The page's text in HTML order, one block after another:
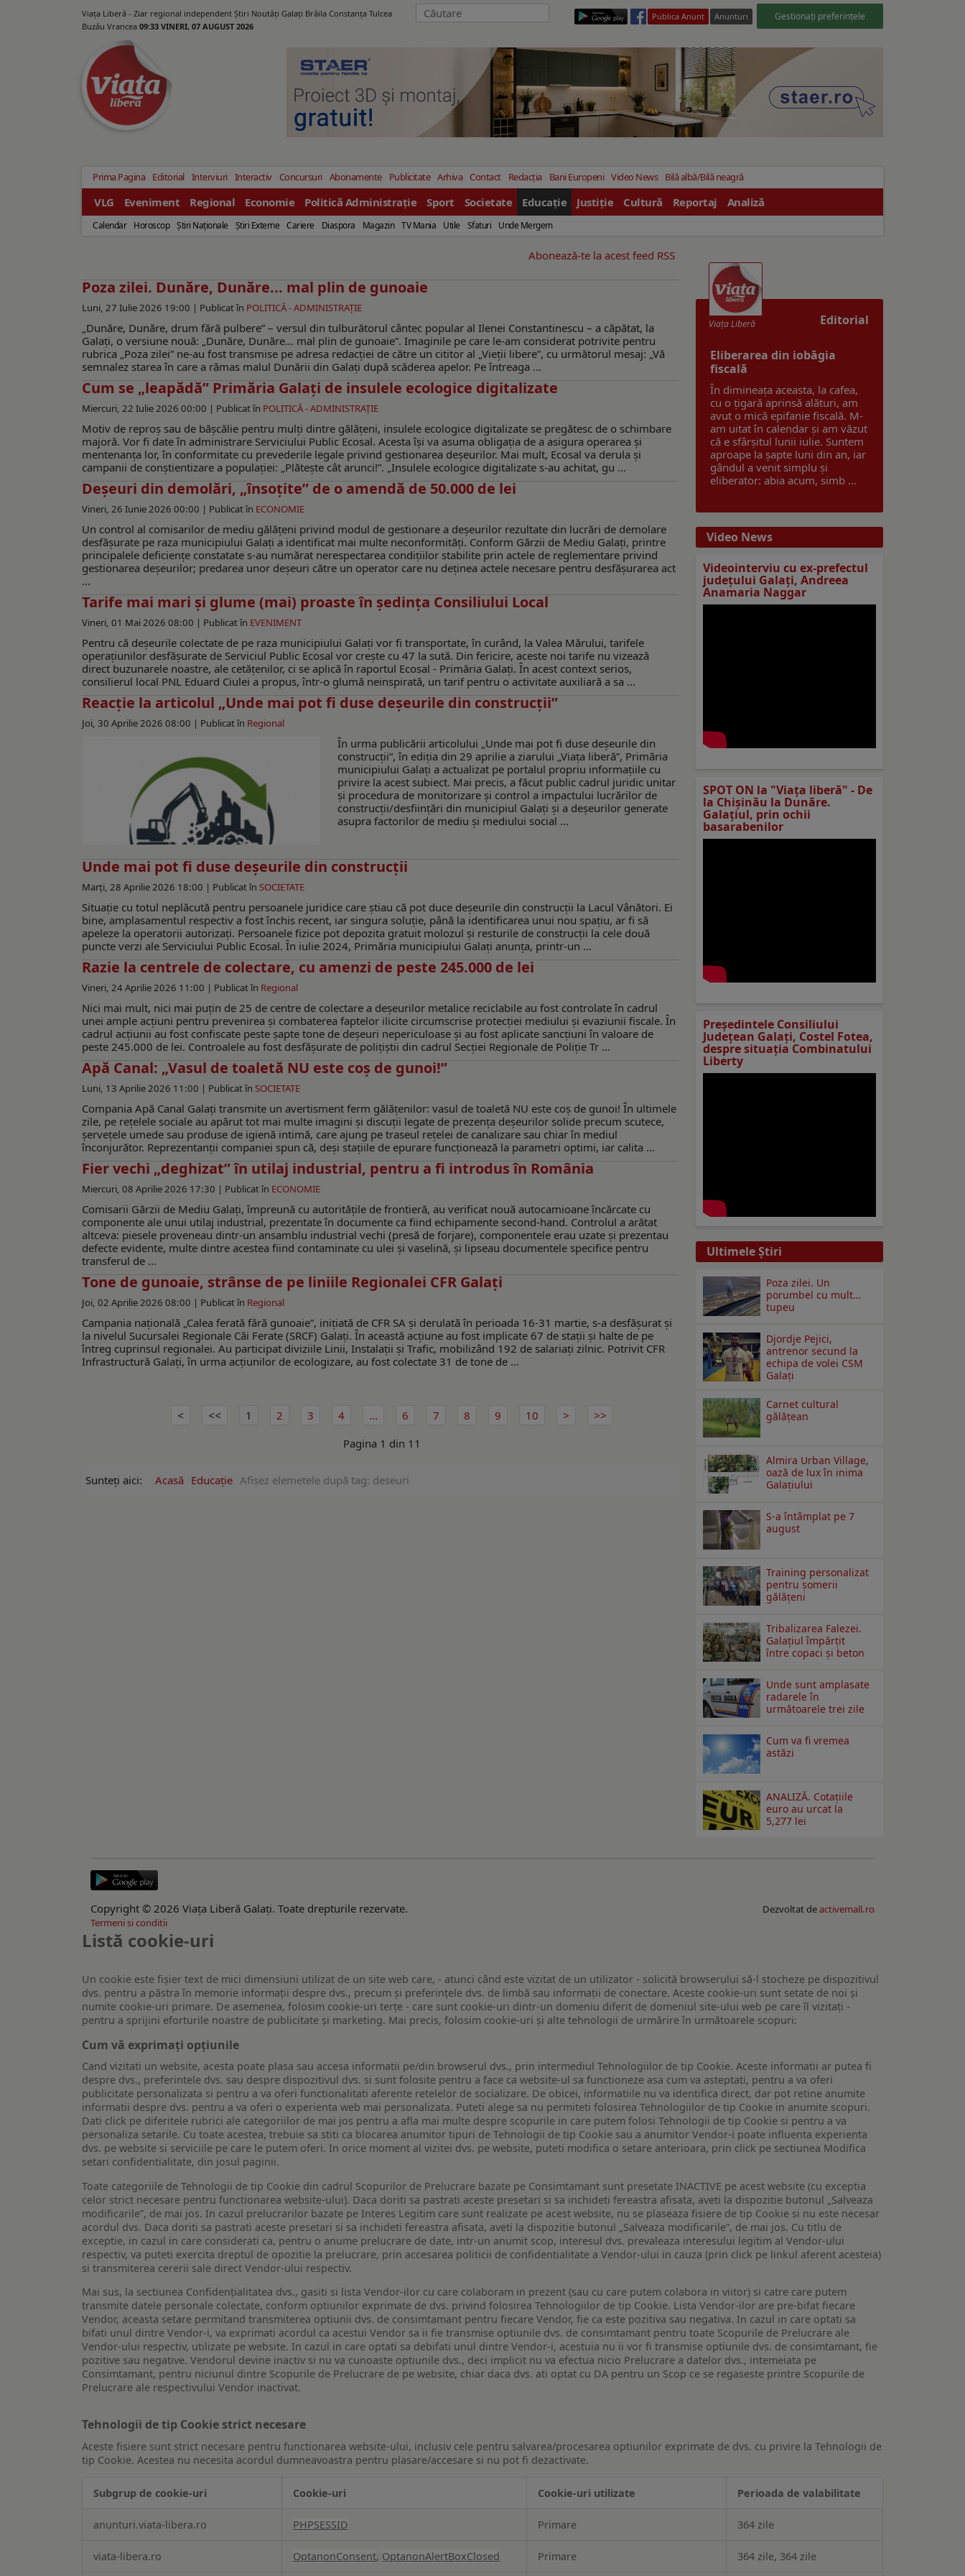
Viața Liberă - Ziar regional independent Știri Noutăți Galaţi Brăila Constanţa Tulcea
Buzău Vrancea 09:33 VINERI, 07 AUGUST 2026
Publica Anunt Anunturi Gestionați preferințele
Prima Pagina Editorial Interviuri Interactiv Concursuri Abonamente Publicitate Arhiva Contact Redacția Bani Europeni Video News Bilă albă/Bilă neagră
VLG Eveniment Regional Economie Politică Administrație Sport Societate Educație Justiție Cultură Reportaj Analiză
Calendar Horoscop Ştiri Naţionale Ştiri Externe Cariere Diaspora Magazin TV Mania Utile Sfaturi Unde Mergem
Abonează-te la acest feed RSS
Poza zilei. Dunăre, Dunăre... mal plin de gunoaie
Luni, 27 Iulie 2026 19:00 | Publicat în POLITICĂ - ADMINISTRAŢIE
„Dunăre, Dunăre, drum fără pulbere” – versul din tulburătorul cântec popular al Ilenei Constantinescu – a căpătat, la
Galaţi, o versiune nouă: „Dunăre, Dunăre… mal plin de gunoaie”. Imaginile pe care le-am considerat potrivite pentru
rubrica „Poza zilei” ne-au fost transmise pe adresa redacţiei de către un cititor al „Vieţii libere”, cu următorul mesaj: „Vă
semnalez starea în care a rămas malul Dunării din Galați după scăderea apelor. Pe întreaga ...
Cum se „leapădă” Primăria Galaţi de insulele ecologice digitalizate
Miercuri, 22 Iulie 2026 00:00 | Publicat în POLITICĂ - ADMINISTRAŢIE
Motiv de reproş sau de băşcălie pentru mulţi dintre gălăţeni, insulele ecologice digitalizate se pregătesc de o schimbare
majoră. Vor fi date în administrare Serviciului Public Ecosal. Acesta îşi va asuma obligația de a asigura operarea și
mentenanța lor, în conformitate cu prevederile legale privind gestionarea deșeurilor. Mai mult, Ecosal va derula şi
campanii de conştientizare a populaţiei: „Plăteşte cât arunci!”. „Insulele ecologice digitalizate s-au achitat, gu ...
Deșeuri din demolări, „însoțite” de o amendă de 50.000 de lei
Vineri, 26 Iunie 2026 00:00 | Publicat în ECONOMIE
Un control al comisarilor de mediu gălățeni privind modul de gestionare a deșeurilor rezultate din lucrări de demolare
desfășurate pe raza municipiului Galați a identificat mai multe neconformități. Conform Gărzii de Mediu Galați, printre
principalele deficiențe constatate s-au numărat nerespectarea condițiilor stabilite prin actele de reglementare privind
gestionarea deșeurilor; predarea unor deșeuri către un operator care nu deținea actele necesare pentru desfășurarea act
...
Tarife mai mari și glume (mai) proaste în ședința Consiliului Local
Vineri, 01 Mai 2026 08:00 | Publicat în EVENIMENT
Pentru că deșeurile colectate de pe raza municipiului Galați vor fi transportate, în curând, la Valea Mărului, tarifele
operațiunilor desfășurate de Serviciul Public Ecosal vor crește cu 47 la sută. Din fericire, aceste noi tarife nu vizează
direct buzunarele noastre, ale cetățenilor, ci se aplică în raportul Ecosal - Primăria Galați. În acest context serios,
consilierul local PNL Eduard Ciulei a propus, într-o glumă neinspirată, un tarif pentru o activitate auxiliară a sa ...
Reacţie la articolul „Unde mai pot fi duse deșeurile din construcții”
Joi, 30 Aprilie 2026 08:00 | Publicat în Regional
În urma publicării articolului „Unde mai pot fi duse deșeurile din
construcții”, în ediţia din 29 aprilie a ziarului „Viaţa liberă”, Primăria
municipiului Galaţi a actualizat pe portalul propriu informaţiile cu
privire la acest subiect. Mai precis, a făcut public cadrul juridic unitar
și procedura de monitorizare și control a impactului lucrărilor de
construcții/desființări din municipiul Galați și a deșeurilor generate
asupra factorilor de mediu și mediului social ...
Unde mai pot fi duse deșeurile din construcții
Marți, 28 Aprilie 2026 18:00 | Publicat în SOCIETATE
Situație cu totul neplăcută pentru persoanele juridice care știau că pot duce deșeurile din construcții la Lacul Vânători. Ei
bine, amplasamentul respectiv a fost închis recent, iar singura soluție, până la identificarea unui nou spațiu, ar fi să
apeleze la operatorii autorizați. Persoanele fizice pot depozita gratuit molozul și resturile de construcții la cele două
puncte verzi ale Serviciului Public Ecosal. În iulie 2024, Primăria municipiului Galați anunța, printr-un ...
Razie la centrele de colectare, cu amenzi de peste 245.000 de lei
Vineri, 24 Aprilie 2026 11:00 | Publicat în Regional
Nici mai mult, nici mai puțin de 25 de centre de colectare a deșeurilor metalice reciclabile au fost controlate în cadrul
unei ample acțiuni pentru prevenirea și combaterea faptelor ilicite circumscrise protecției mediului și evaziunii fiscale. În
cadrul acțiunii au fost confiscate peste șapte tone de deșeuri nepericuloase și au fost aplicate sancțiuni în valoare de
peste 245.000 de lei. Controalele au fost desfășurate de polițiștii din cadrul Secției Regionale de Poliție Tr ...
Apă Canal: „Vasul de toaletă NU este coș de gunoi!”
Luni, 13 Aprilie 2026 11:00 | Publicat în SOCIETATE
Compania Apă Canal Galați transmite un avertisment ferm gălățenilor: vasul de toaletă NU este coș de gunoi! În ultimele
zile, pe rețelele sociale au apărut tot mai multe imagini și discuții legate de prezența deșeurilor solide precum scutece,
șervețele umede sau produse de igienă intimă, care ajung pe traseul rețelei de canalizare sau chiar în mediul
înconjurător. Reprezentanții companiei spun că, deși stațiile de epurare funcționează la parametri optimi, iar calita ...
Fier vechi „deghizat” în utilaj industrial, pentru a fi introdus în România
Miercuri, 08 Aprilie 2026 17:30 | Publicat în ECONOMIE
Comisarii Gărzii de Mediu Galați, împreună cu autoritățile de frontieră, au verificat nouă autocamioane încărcate cu
componente ale unui utilaj industrial, prezentate în documente ca fiind echipamente second-hand. Controlul a arătat
altceva: piesele proveneau dintr-un ansamblu industrial vechi (presă de forjare), componentele erau uzate și prezentau
defecte evidente, multe dintre acestea fiind contaminate cu ulei și vaselină, și lipseau documentele specifice pentru
transferul de ...
Tone de gunoaie, strânse de pe liniile Regionalei CFR Galați
Joi, 02 Aprilie 2026 08:00 | Publicat în Regional
Campania națională „Calea ferată fără gunoaie”, inițiată de CFR SA și derulată în perioada 16-31 martie, s-a desfășurat și
la nivelul Sucursalei Regionale Căi Ferate (SRCF) Galați. În această acțiune au fost implicate 67 de stații și halte de pe
întreg cuprinsul regionalei. Au participat diviziile Linii, Instalații și Trafic, mobilizând 192 de salariați zilnic. Potrivit CFR
Infrastructură Galați, în urma acțiunilor de ecologizare, au fost colectate 31 de tone de ...
1 2 3 4 ... 6 7 8 9
10
Pagina 1 din 11
Sunteți aici: Acasă Educație Afişez elemetele după tag: deseuri
Editorial
Viaţa Liberă
Eliberarea din iobăgia
fiscală
În dimineața aceasta, la cafea,
cu o țigară aprinsă alături, am
avut o mică epifanie fiscală. M-
am uitat în calendar și am văzut
că e sfârșitul lunii iulie. Suntem
aproape la șapte luni din an, iar
gândul a venit simplu și
eliberator: abia acum, simb ...
Video News
Videointerviu cu ex-prefectul
judeţului Galaţi, Andreea
Anamaria Naggar
SPOT ON la "Viaţa liberă" - De
la Chișinău la Dunăre.
Galațiul, prin ochii
basarabenilor
Preşedintele Consiliului
Judeţean Galaţi, Costel Fotea,
despre situaţia Combinatului
Liberty
Ultimele Ştiri
Poza zilei. Un
porumbel cu mult…
tupeu
Djordje Pejici,
antrenor secund la
echipa de volei CSM
Galați
Carnet cultural
gălăţean
Almira Urban Village,
oază de lux în inima
Galațiului
S-a întâmplat pe 7
august
Training personalizat
pentru șomerii
gălățeni
Tribalizarea Falezei.
Galațiul împărțit
între copaci și beton
Unde sunt amplasate
radarele în
următoarele trei zile
Cum va fi vremea
astăzi
ANALIZĂ. Cotațiile
euro au urcat la
5,277 lei
Copyright © 2026 Viaţa Liberă Galaţi. Toate drepturile rezervate. Dezvoltat deactivemall.ro
Termeni si conditii
Listă cookie-uri
Un cookie este fişier text de mici dimensiuni utilizat de un site web care, - atunci când este vizitat de un utilizator - solicită browserului să-l stocheze pe dispozitivul
dvs. pentru a păstra în memorie informații despre dvs., precum și preferințele dvs. de limbă sau informații de conectare. Aceste cookie-uri sunt setate de noi și
numite cookie-uri primare. De asemenea, folosim cookie-uri terțe - care sunt cookie-uri dintr-un domeniu diferit de domeniul site-ului web pe care îl vizitați -
pentru a sprijini eforturile noastre de publicitate și marketing. Mai precis, folosim cookie-uri și alte tehnologii de urmărire în următoarele scopuri:
Cum vă exprimați opțiunile
Cand vizitati un website, acesta poate plasa sau accesa informatii pe/din browserul dvs., prin intermediul Tehnologiilor de tip Cookie. Aceste informatii ar putea fi
despre dvs., preferintele dvs. sau despre dispozitivul dvs. si sunt folosite pentru a face ca website-ul sa functioneze asa cum va asteptati, pentru a va oferi
publicitate personalizata si pentru a va oferi functionalitati aferente retelelor de socializare. De obicei, informatiile nu va identifica direct, dar pot retine anumite
informatii despre dvs. pentru a va oferi o experienta web mai personalizata. Puteti alege sa nu permiteti folosirea Tehnologiilor de tip Cookie in anumite scopuri.
Dati click pe diferitele rubrici ale categoriilor de mai jos pentru a afla mai multe despre scopurile in care putem folosi Tehnologii de tip Cookie si pentru a va
personaliza setarile. Cu toate acestea, trebuie sa stiti ca blocarea anumitor tipuri de Tehnologii de tip Cookie sau a anumitor Vendor-i poate influenta experienta
dvs. pe website si serviciile pe care le putem oferi. In orice moment al vizitei dvs. pe website, puteti modifica o setare anterioara, prin click pe sectiunea Modifica
setari confidentialitate, din josul paginii.
Toate categoriile de Tehnologii de tip Cookie din cadrul Scopurilor de Prelucrare bazate pe Consimtamant sunt presetate INACTIVE pe acest website (cu exceptia
celor strict necesare pentru functionarea website-ului). Daca doriti sa pastrati aceste presetari si sa inchideti fereastra afisata, aveti la dispozitie butonul „Salveaza
modificarile”, de mai jos. In cazul prelucrarilor bazate pe Interes Legitim care sunt realizate pe acest website, nu se plaseaza fisiere de tip Cookie si nu este necesar
acordul dvs. Daca doriti sa pastrati aceste presetari si sa inchideti fereastra afisata, aveti la dispozitie butonul „Salveaza modificarile”, de mai jos. Cu titlu de
exceptie, in cazul in care considerati ca, pentru o anume prelucrare de date, intr-un anumit scop, interesul dvs. prevaleaza interesului legitim al Vendor-ului
respectiv, va puteti exercita dreptul de opozitie la prelucrare, prin accesarea politicii de confidentialitate a Vendor-ului in cauza (prin click pe linkul aferent acesteia)
si transmiterea cererii sale direct Vendor-ului respectiv.
Mai sus, la sectiunea Confidențialitatea dvs., gasiti si lista Vendor-ilor cu care colaboram in prezent (sau cu care putem colabora in viitor) si catre care putem
transmite datele personale colectate, conform optiunilor exprimate de dvs. privind folosirea Tehnologiilor de tip Cookie. Lista Vendor-ilor are pre-bifat fiecare
Vendor, aceasta setare permitand transmiterea optiunii dvs. de consimtamant pentru fiecare Vendor, fie ca este pozitiva sau negativa. In cazul in care optati sa
bifati unul dintre Vendor-i, va exprimati acordul ca acestui Vendor sa ii fie transmise optiunile dvs. de consimtamant pentru toate Scopurile de Prelucrare ale
Vendor-ului respectiv, utilizate pe website. In cazul in care optati sa debifati unul dintre Vendor-i, acestuia nu ii vor fi transmise optiunile dvs. de consimtamant, fie
pozitive sau negative. Vendorul devine inactiv si nu va cunoaste optiunile dvs., deci implicit nu va efectua nicio Prelucrare a datelor dvs., intemeiata pe
Consimtamant, pentru niciunul dintre Scopurile de Prelucrare de pe website, chiar daca dvs. ati optat cu DA pentru un Scop ce se regaseste printre Scopurile de
Prelucrare ale respectivului Vendor inactivat.
Tehnologii de tip Cookie strict necesare
Aceste fisiere sunt strict necesare pentru functionarea website-ului, inclusiv cele pentru salvarea/procesarea optiunilor exprimate de dvs. cu privire la Tehnologii de
tip Cookie. Acestea nu necesita acordul dumneavoastra pentru plasare/accesare si nu pot fi dezactivate.
de
Cookie
Subgrup de cookie-uri Cookie-uri Cookie-uri utilizate Perioada de valabilitate
anunturi.viata-libera.ro PHPSESSID Primare 364 zile
viata-libera.ro OptanonConsent, OptanonAlertBoxClosed Primare 364 zile, 364 zile